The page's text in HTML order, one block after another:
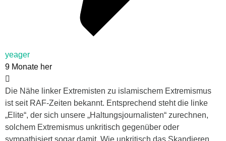
yeager
9 Monate her
Die Nähe linker Extremisten zu islamischem Extremismus
ist seit RAF-Zeiten bekannt. Entsprechend steht die linke
„Elite“, der sich unsere „Haltungsjournalisten“ zurechnen,
solchem Extremismus unkritisch gegenüber oder
sympathisiert sogar damit. Wie unkritisch das Skandieren